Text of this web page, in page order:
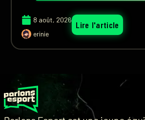
8 août, 2026
erinie
Lire l'article